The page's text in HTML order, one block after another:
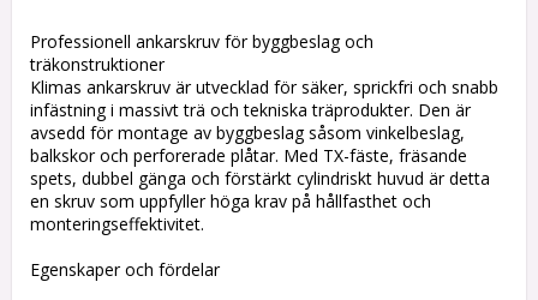
Lägg till i favoritlistan
Professionell ankarskruv för byggbeslag och
träkonstruktioner
Klimas ankarskruv är utvecklad för säker, sprickfri och snabb
infästning i massivt trä och tekniska träprodukter. Den är
avsedd för montage av byggbeslag såsom vinkelbeslag,
balkskor och perforerade plåtar. Med TX-fäste, fräsande
spets, dubbel gänga och förstärkt cylindriskt huvud är detta
en skruv som uppfyller höga krav på hållfasthet och
monteringseffektivitet.
Egenskaper och fördelar